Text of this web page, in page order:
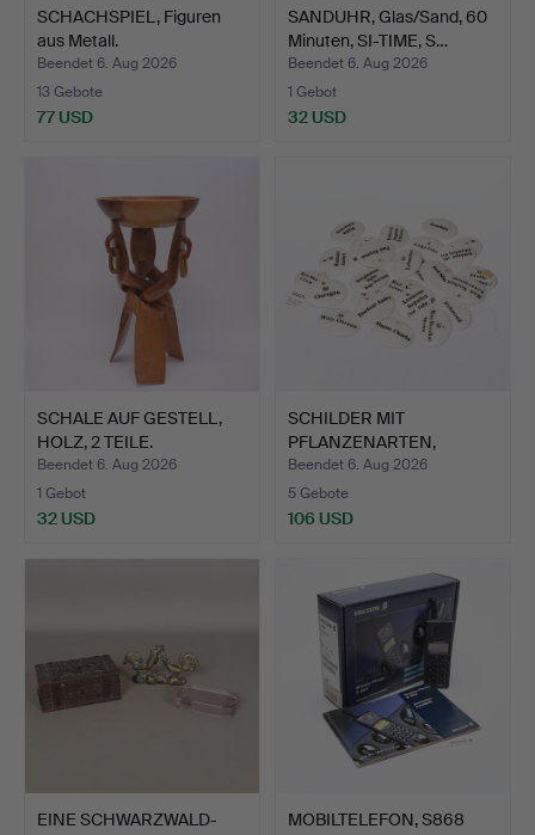
SCHACHSPIEL, Figuren
aus Metall.
Beendet 6. Aug 2026
13 Gebote
77 USD
SANDUHR, Glas/Sand, 60
Minuten, SI-TIME, S…
Beendet 6. Aug 2026
1 Gebot
32 USD
SCHALE AUF GESTELL,
HOLZ, 2 TEILE.
Beendet 6. Aug 2026
1 Gebot
32 USD
SCHILDER MIT
PFLANZENARTEN,
Porzellan, 26 …
Beendet 6. Aug 2026
5 Gebote
106 USD
EINE SCHWARZWALD-
MOBILTELEFON, S868